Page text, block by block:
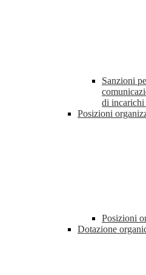
Sanzioni
di
Posizioni
Posizioni
Dotazione